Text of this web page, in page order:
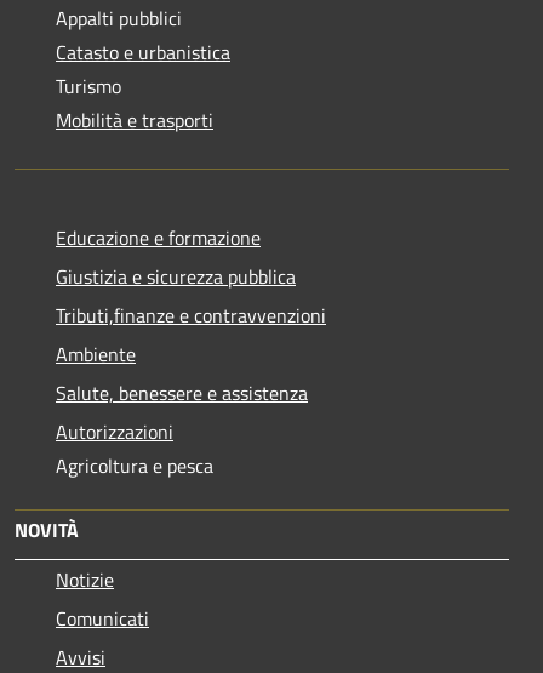
Appalti pubblici
Catasto e urbanistica
Turismo
Mobilità e trasporti
Educazione e formazione
Giustizia e sicurezza pubblica
Tributi,finanze e contravvenzioni
Ambiente
Salute, benessere e assistenza
Autorizzazioni
Agricoltura e pesca
NOVITÀ
Notizie
Comunicati
Avvisi